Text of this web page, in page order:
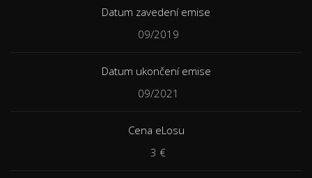
Datum zavedení emise
09/2019
Datum ukončení emise
09/2021
Cena eLosu
3 €